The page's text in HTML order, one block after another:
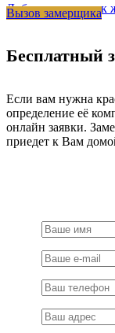
Добавить в список
Вызов замерщика
Бесплатный
Если вам нужна
определение её
онлайн заявки.
приедет к Вам